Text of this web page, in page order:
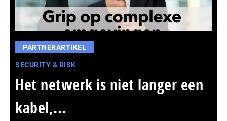
PARTNERARTIKEL
SECURITY & RISK
Het netwerk is niet langer een
kabel,...